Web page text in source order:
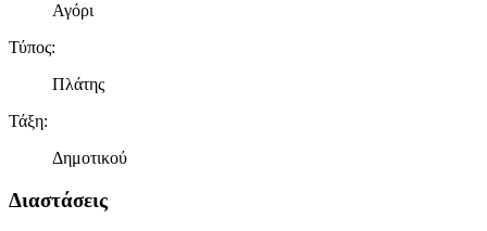
Αγόρι
Τύπος:
Πλάτης
Τάξη:
Δημοτικού
Διαστάσεις